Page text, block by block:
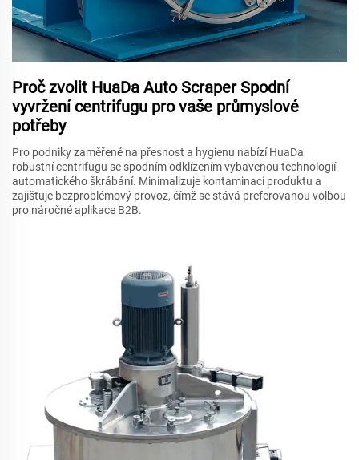
Proč zvolit HuaDa Auto Scraper Spodní
vyvržení centrifugu pro vaše průmyslové
potřeby
Pro podniky zaměřené na přesnost a hygienu nabízí HuaDa
robustní centrifugu se spodním odklízením vybavenou technologií
automatického škrábání. Minimalizuje kontaminaci produktu a
zajišťuje bezproblémový provoz, čímž se stává preferovanou volbou
pro náročné aplikace B2B.